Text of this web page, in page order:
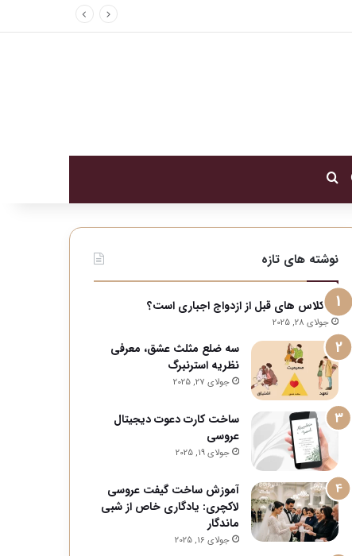
تغییر پوسته
جستجو برای
نوشته های تازه
آیا کلاس های قبل از ازدواج اجباری است؟
جولای 28, 2025
سه ضلع مثلث عشق، معرفی
نظریه استرنبرگ
جولای 27, 2025
ساخت کارت دعوت دیجیتال
عروسی
جولای 19, 2025
آموزش ساخت گیفت عروسی
لاکچری: یادگاری خاص از شبی
ماندگار
جولای 16, 2025